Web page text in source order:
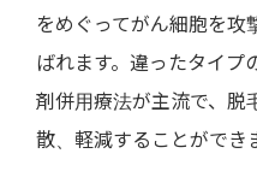
をめぐってがん細胞を攻
ばれます。違ったタイプ
剤併用療法が主流で、脱
散、軽減することができ